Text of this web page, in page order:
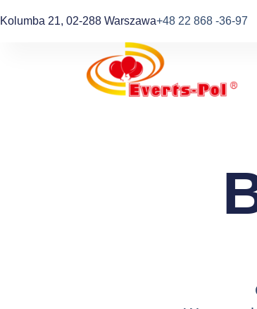
Kolumba 21, 02-288 Warszawa+48 22 868 -36-97